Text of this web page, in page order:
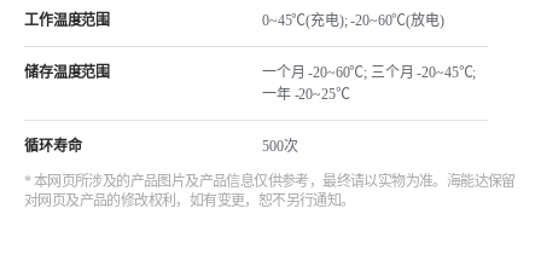
工作温度范围 0~45℃(充电); -20~60℃(放电)
储存温度范围
一个月 -20~60℃; 三个月 -20~45℃;
一年 -20~25℃
循环寿命 500次
* 本网页所涉及的产品图片及产品信息仅供参考，最终请以实物为准。海能达保留
对网页及产品的修改权利，如有变更，恕不另行通知。